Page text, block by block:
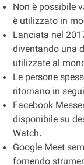
Non è possibile
è utilizzato in
Lanciata nel
diventando una
utilizzate al
Le persone
ritornano in
Facebook
disponibile su
Watch.
Google Meet